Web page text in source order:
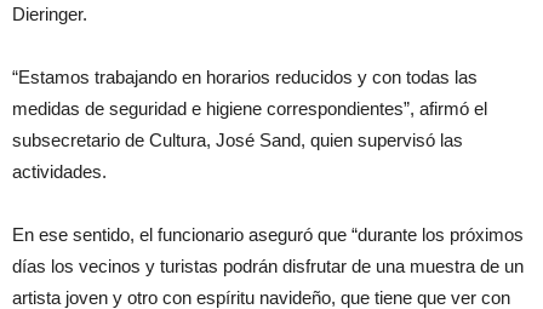
Dieringer.
“Estamos trabajando en horarios reducidos y con todas las
medidas de seguridad e higiene correspondientes”, afirmó el
subsecretario de Cultura, José Sand, quien supervisó las
actividades.
En ese sentido, el funcionario aseguró que “durante los próximos
días los vecinos y turistas podrán disfrutar de una muestra de un
artista joven y otro con espíritu navideño, que tiene que ver con